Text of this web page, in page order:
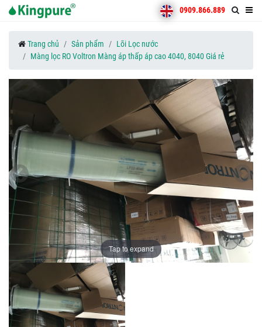
0909.866.889
Trang chủ Sản phẩm
Lõi Lọc nước
Màng lọc RO Voltron Màng áp thấp áp cao 4040, 8040 Giá rẻ
Tap to expand